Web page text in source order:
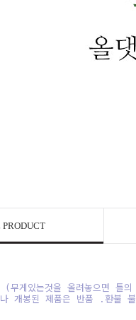
무게있는것을 올려놓으면 틀
개봉된 제품은 반품 .환불